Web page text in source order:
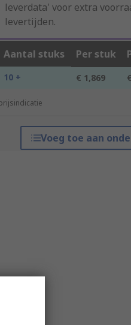
leverdata' voor extra
levertijden.
Aantal stuks Per stuk
10 + € 1,869
Voeg toe aan